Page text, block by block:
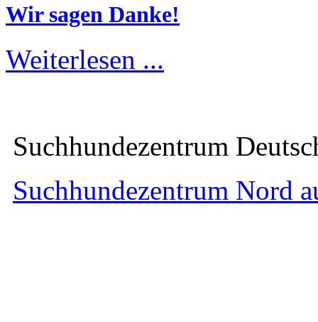
Wir sagen Danke!
Weiterlesen ...
Suchhundezentrum
Suchhundezentrum Nord